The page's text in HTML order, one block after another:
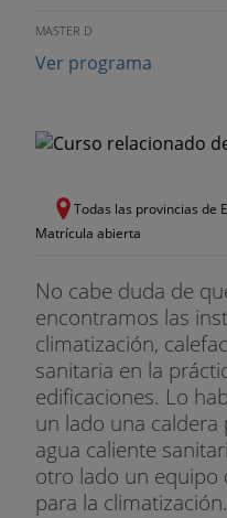
MASTER D
Ver programa
Todas las provincias de
Matrícula abierta
No cabe duda de
encontramos las
climatización,
sanitaria en la
edificaciones. Lo
un lado una caldera
agua caliente
otro lado un equipo
para la